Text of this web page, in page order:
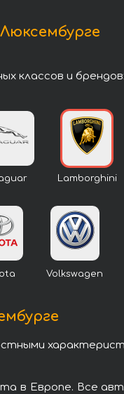
и
Lamborghini
Volkswagen
в Европе. Все